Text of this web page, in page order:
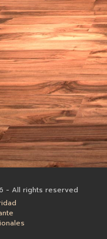
- All rights reserved